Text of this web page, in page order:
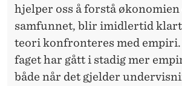
hjelper oss å forstå økonomien
samfunnet, blir imidlertid
teori konfronteres med
faget har gått i stadig mer
både når det gjelder